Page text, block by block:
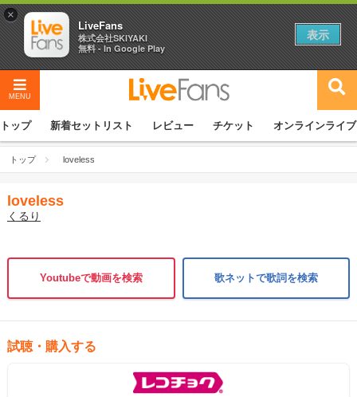
MENU
トップ 新着セットリスト レビュー チケット オンラインライブ
トップ loveless
loveless
くるり
Youtubeで動画を検索 歌ネットで歌詞を検索
試聴・購入する
×
LiveFans
株式会社SKIYAKI
無料 - In Google Play
表示